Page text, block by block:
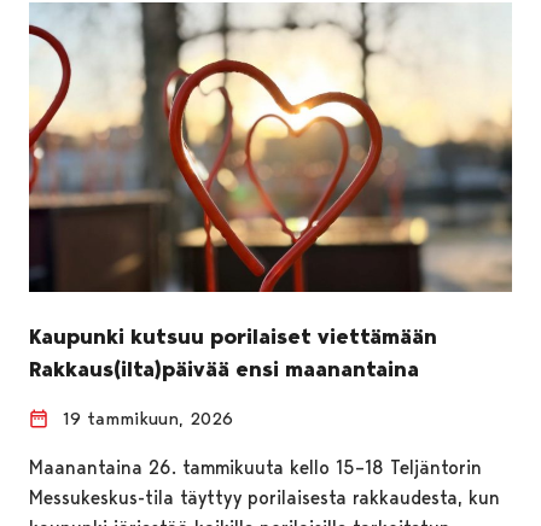
Kaupunki kutsuu porilaiset viettämään
Rakkaus(ilta)päivää ensi maanantaina
19 tammikuun, 2026
Maanantaina 26. tammikuuta kello 15–18 Teljäntorin
Messukeskus-tila täyttyy porilaisesta rakkaudesta, kun